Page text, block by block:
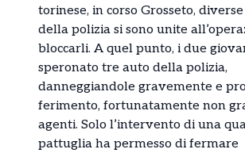
torinese, in corso Grosseto,
della polizia si sono unite
bloccarli. A quel punto, i due
speronato tre auto della polizia,
danneggiandole gravemente e
ferimento, fortunatamente non
agenti. Solo l’intervento di una
pattuglia ha permesso di fermare